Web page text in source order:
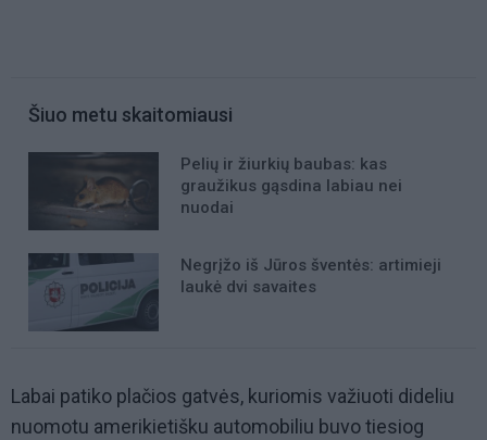
Šiuo metu skaitomiausi
Pelių ir žiurkių baubas: kas
graužikus gąsdina labiau nei
nuodai
Negrįžo iš Jūros šventės: artimieji
laukė dvi savaites
Labai patiko plačios gatvės, kuriomis važiuoti dideliu
nuomotu amerikietišku automobiliu buvo tiesiog